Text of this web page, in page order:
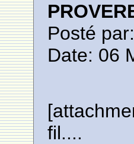
Posté par:
Date: 06
fil....